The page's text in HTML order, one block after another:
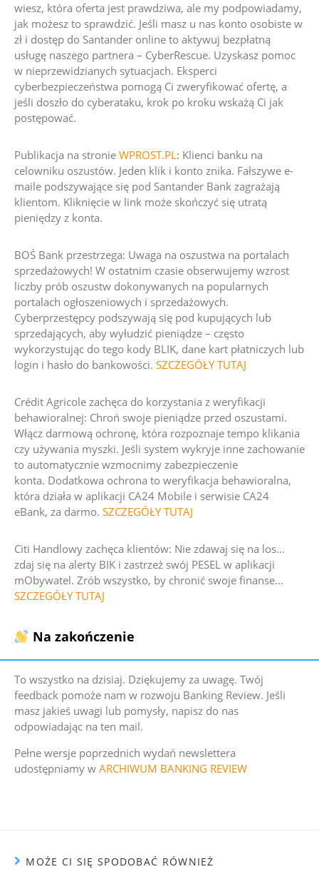
wiesz, która oferta jest prawdziwa, ale my podpowiadamy,
jak możesz to sprawdzić. Jeśli masz u nas konto osobiste w
zł i dostęp do Santander online to aktywuj bezpłatną
usługę naszego partnera – CyberRescue. Uzyskasz pomoc
w nieprzewidzianych sytuacjach. Eksperci
cyberbezpieczeństwa pomogą Ci zweryfikować ofertę, a
jeśli doszło do cyberataku, krok po kroku wskażą Ci jak
postępować.
Publikacja na stronie WPROST.PL: Klienci banku na
celowniku oszustów. Jeden klik i konto znika. Fałszywe e-
maile podszywające się pod Santander Bank zagrażają
klientom. Kliknięcie w link może skończyć się utratą
pieniędzy z konta.
BOŚ Bank przestrzega: Uwaga na oszustwa na portalach
sprzedażowych! W ostatnim czasie obserwujemy wzrost
liczby prób oszustw dokonywanych na popularnych
portalach ogłoszeniowych i sprzedażowych.
Cyberprzestępcy podszywają się pod kupujących lub
sprzedających, aby wyłudzić pieniądze – często
wykorzystując do tego kody BLIK, dane kart płatniczych lub
login i hasło do bankowości. SZCZEGÓŁY TUTAJ
Crédit Agricole zachęca do korzystania z weryfikacji
behawioralnej: Chroń swoje pieniądze przed oszustami.
Włącz darmową ochronę, która rozpoznaje tempo klikania
czy używania myszki. Jeśli system wykryje inne zachowanie
to automatycznie wzmocnimy zabezpieczenie
konta. Dodatkowa ochrona to weryfikacja behawioralna,
która działa w aplikacji CA24 Mobile i serwisie CA24
eBank, za darmo. SZCZEGÓŁY TUTAJ
Citi Handlowy zachęca klientów: Nie zdawaj się na los…
zdaj się na alerty BIK i zastrzeż swój PESEL w aplikacji
mObywatel. Zrób wszystko, by chronić swoje finanse…
SZCZEGÓŁY TUTAJ
Na zakończenie
To wszystko na dzisiaj. Dziękujemy za uwagę. Twój
feedback pomoże nam w rozwoju Banking Review. Jeśli
masz jakieś uwagi lub pomysły, napisz do nas
odpowiadając na ten mail.
Pełne wersje poprzednich wydań newslettera
udostępniamy w ARCHIWUM BANKING REVIEW
MOŻE CI SIĘ SPODOBAĆ RÓWNIEŻ